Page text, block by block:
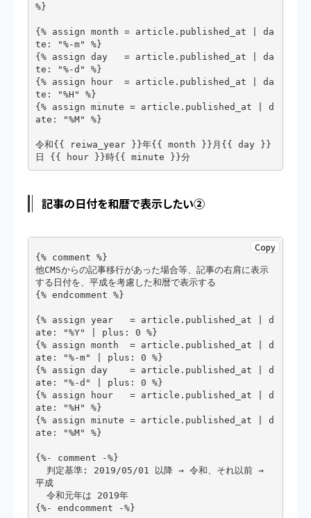
%}
{% assign month = article.published_at | da
te: "%-m" %}
{% assign day   = article.published_at | da
te: "%-d" %}
{% assign hour  = article.published_at | da
te: "%H" %}
{% assign minute = article.published_at | d
ate: "%M" %}
令和{{ reiwa_year }}年{{ month }}月{{ day }}
記事の日付を和暦で表示したい②
Copy
{% comment %}
他CMSからの記事移行があった場合等、記事の右肩に表示
する日付を、平成を考慮した和暦で表示する
{% endcomment %}
{% assign year   = article.published_at | d
ate: "%Y" | plus: 0 %}
{% assign month  = article.published_at | d
ate: "%-m" | plus: 0 %}
{% assign day    = article.published_at | d
ate: "%-d" | plus: 0 %}
{% assign hour   = article.published_at | d
ate: "%H" %}
{% assign minute = article.published_at | d
ate: "%M" %}
{%- comment -%}
平成
{%- endcomment -%}